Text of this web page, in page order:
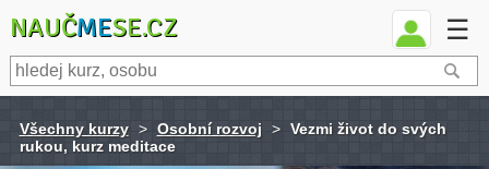
NAUČMESE.CZ ☰
Všechny kurzy > Osobní rozvoj > Vezmi život do svých
rukou, kurz meditace